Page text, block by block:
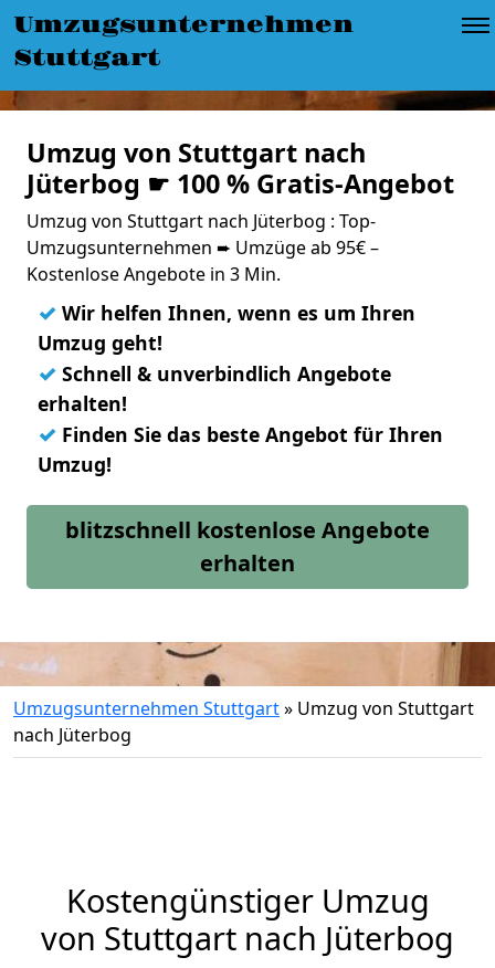
Umzugsunternehmen
Stuttgart
Umzug von Stuttgart nach
Jüterbog ☛ 100 % Gratis-Angebot
Umzug von Stuttgart nach Jüterbog : Top-
Umzugsunternehmen ➨ Umzüge ab 95€ –
Kostenlose Angebote in 3 Min.
✓ Wir helfen Ihnen, wenn es um Ihren
Umzug geht!
✓ Schnell & unverbindlich Angebote
erhalten!
✓ Finden Sie das beste Angebot für Ihren
Umzug!
blitzschnell kostenlose Angebote
erhalten
Umzugsunternehmen Stuttgart» Umzug von Stuttgart
nach Jüterbog
Kostengünstiger Umzug
von Stuttgart nach Jüterbog